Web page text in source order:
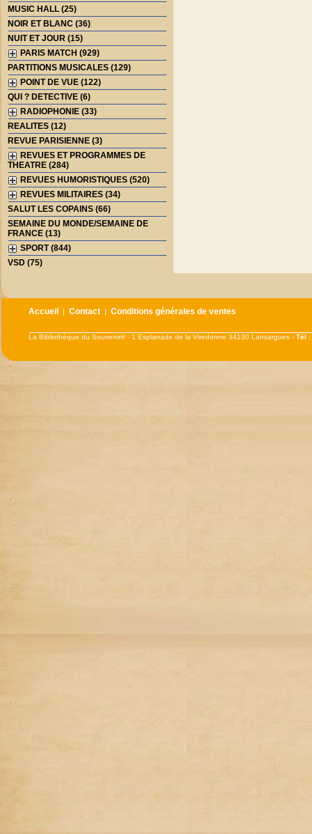
MUSIC HALL (25)
NOIR ET BLANC (36)
NUIT ET JOUR (15)
PARIS MATCH (929)
PARTITIONS MUSICALES (129)
POINT DE VUE (122)
QUI ? DETECTIVE (6)
RADIOPHONIE (33)
REALITES (12)
REVUE PARISIENNE (3)
REVUES ET PROGRAMMES DE
THEATRE (284)
REVUES HUMORISTIQUES (520)
REVUES MILITAIRES (34)
SALUT LES COPAINS (66)
SEMAINE DU MONDE/SEMAINE DE
FRANCE (13)
SPORT (844)
VSD (75)
Accueil |Contact |Conditions générales de ventes
La Bibliothèque du Souvenir® - 1 Esplanade de la Viredonne 34130 Lansargues -Tél